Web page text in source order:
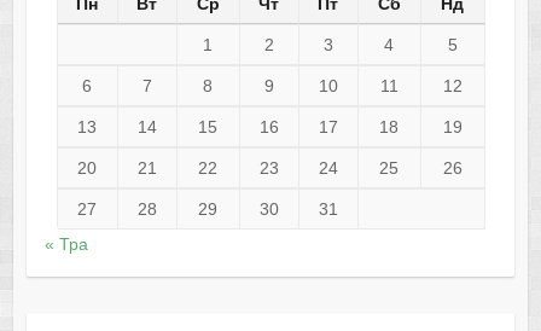
Пн Вт Ср Чт Пт Сб Нд
1 2 3 4 5
6 7 8 9 10 11 12
13 14 15 16 17 18 19
20 21 22 23 24 25 26
27 28 29 30
31
« Тра